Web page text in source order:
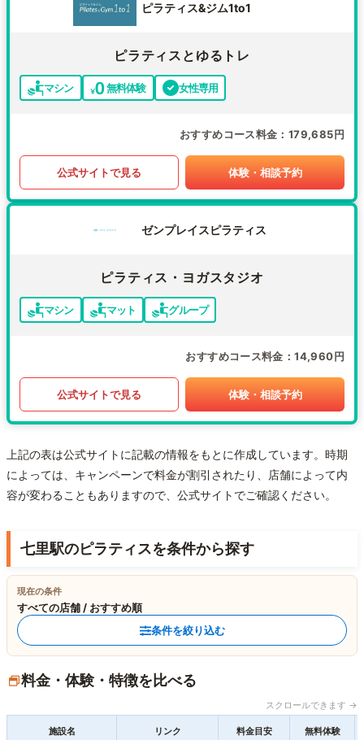
ピラティス&ジム1to1
ピラティスとゆるトレ
マシン 無料体験 女性専用
おすすめコース料金 179,685円
公式サイトで見る 体験・相談予約
ゼンプレイスピラティス
ピラティス・ヨガスタジオ
マシン マット グループ
おすすめコース料金 14,960円
公式サイトで見る 体験・相談予約
上記の表は公式サイトに記載の情報をもとに作成しています。時期
によっては、キャンペーンで料金が割引されたり、店舗によって内
容が変わることもありますので、公式サイトでご確認ください。
七里駅のピラティスを条件から探す
現在の条件
すべての店舗 / おすすめ順
条件を絞り込む
料金・体験・特徴を比べる
スクロールできます →
施設名 リンク 料金目安 無料体験